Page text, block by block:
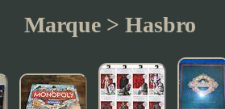
Marque > Hasbro